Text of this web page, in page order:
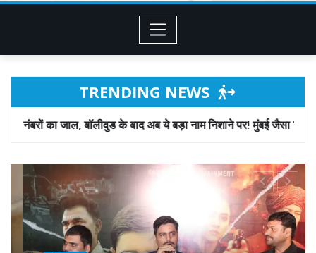
TRENDING NEWS
के बाद अब ये बड़ा नाम निशाने पर! मुंबई जैसा ‘फिरौती खेल’ अब दिल्ली-पंजाब
बॉलीवुड